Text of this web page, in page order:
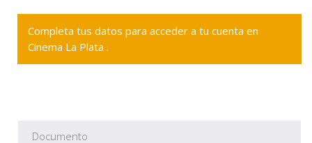
Completa tus datos para acceder a tu cuenta en
Cinema La Plata .